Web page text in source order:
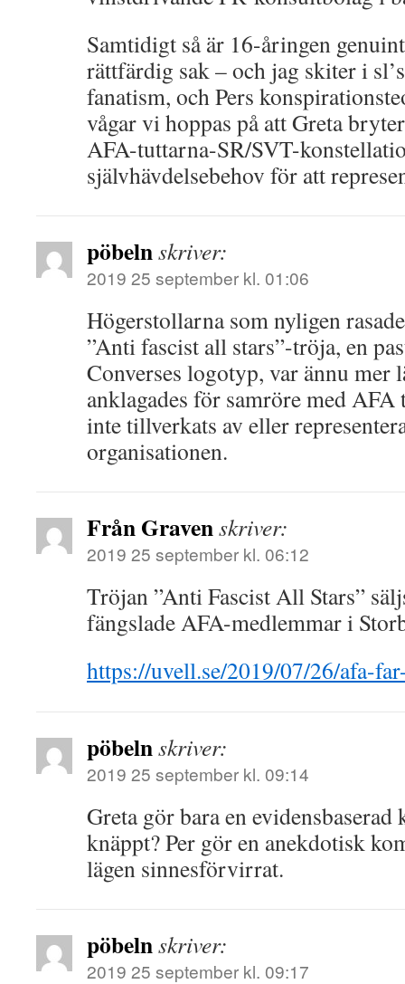
Samtidigt så är 16-åringen
rättfärdig sak – och jag skiter i
fanatism, och Pers
vågar vi hoppas på att Greta
AFA-tuttarna-SR/SVT-
självhävdelsebehov för att
pöbelnskriver:
2019 25 september kl. 01:06
Högerstollarna som nyligen
”Anti fascist all stars”-tröja, en
Converses logotyp, var ännu mer
anklagades för samröre med AFA
inte tillverkats av eller
organisationen.
Från Gravenskriver:
2019 25 september kl. 06:12
Tröjan ”Anti Fascist All Stars”
fängslade AFA-medlemmar i
https://uvell.se/2019/07/26/afa-
pöbelnskriver:
2019 25 september kl. 09:14
Greta gör bara en
knäppt? Per gör en anekdotisk
lägen sinnesförvirrat.
pöbelnskriver:
2019 25 september kl. 09:17